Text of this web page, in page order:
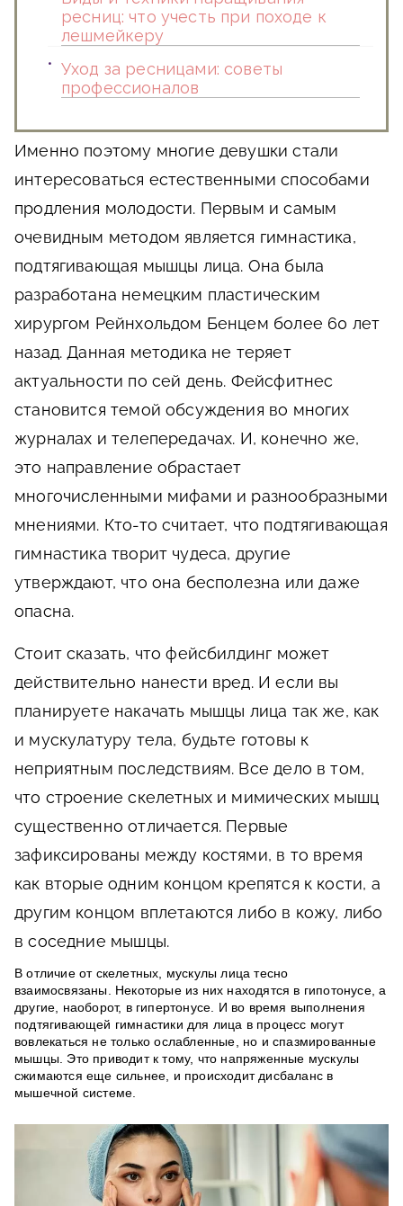
ресниц: что учесть при походе к
лешмейкеру
Уход за ресницами: советы
профессионалов
Именно поэтому многие девушки стали
интересоваться естественными способами
продления молодости. Первым и самым
очевидным методом является гимнастика,
подтягивающая мышцы лица. Она была
разработана немецким пластическим
хирургом Рейнхольдом Бенцем более 60 лет
назад. Данная методика не теряет
актуальности по сей день. Фейсфитнес
становится темой обсуждения во многих
журналах и телепередачах. И, конечно же,
это направление обрастает
многочисленными мифами и разнообразными
мнениями. Кто-то считает, что подтягивающая
гимнастика творит чудеса, другие
утверждают, что она бесполезна или даже
опасна.
Стоит сказать, что фейсбилдинг может
действительно нанести вред. И если вы
планируете накачать мышцы лица так же, как
и мускулатуру тела, будьте готовы к
неприятным последствиям. Все дело в том,
что строение скелетных и мимических мышц
существенно отличается. Первые
зафиксированы между костями, в то время
как вторые одним концом крепятся к кости, а
другим концом вплетаются либо в кожу, либо
в соседние мышцы.
В отличие от скелетных, мускулы лица тесно
взаимосвязаны. Некоторые из них находятся в гипотонусе, а
другие, наоборот, в гипертонусе. И во время выполнения
подтягивающей гимнастики для лица в процесс могут
вовлекаться не только ослабленные, но и спазмированные
мышцы. Это приводит к тому, что напряженные мускулы
сжимаются еще сильнее, и происходит дисбаланс в
мышечной системе.